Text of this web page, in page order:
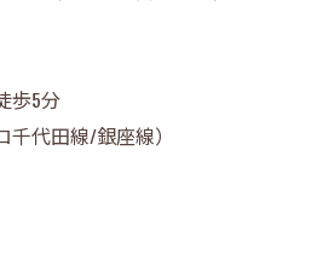
歩5分
代田線/銀座線）